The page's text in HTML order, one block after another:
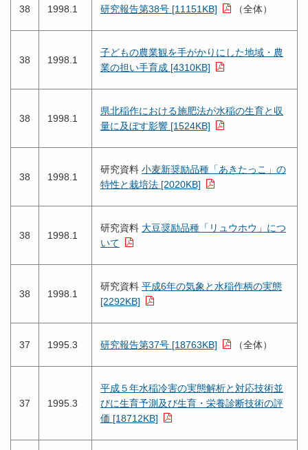
38 1998.1 研究報告第38号 [11151KB] （全体）
38 1998.1
子どもの農業観を手がかりにした地域・農
業の担い手育成 [4310KB]
38 1998.1
県北稲作における施肥法が水稲の生育と収
量に及ぼす影響 [1524KB]
38 1998.1
研究資料 小麦新奨励品種「あきたっこ」の
特性と栽培法 [2020KB]
38 1998.1
研究資料 大豆奨励品種「リュウホウ」につ
いて
38 1998.1
研究資料 平成6年の気象と水稲作柄の実態
[2292KB]
37 1995.3 研究報告第37号 [18763KB] （全体）
37 1995.3
平成５年水稲冷害の実態解析と対応技術並
びに生育予測及び生育・栄養診断技術の評
価 [18712KB]